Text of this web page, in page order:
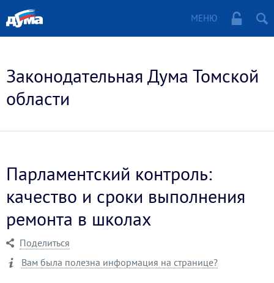
МЕНЮ
Законодательная Дума Томской
области
Парламентский контроль:
качество и сроки выполнения
ремонта в школах
Поделиться
Вам была полезна информация на странице?